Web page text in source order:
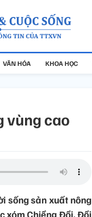
VĂN HÓA KHOA HỌC
vùng cao
sống sản xuất nông
xóm Chiềng Đồi, Đồi